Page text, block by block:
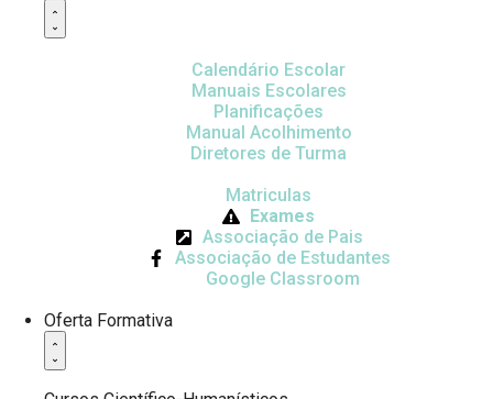
Calendário Escolar
Manuais Escolares
Planificações
Manual Acolhimento
Diretores de Turma
Matriculas
Exames
Associação de Pais
Associação de Estudantes
Google Classroom
Oferta Formativa